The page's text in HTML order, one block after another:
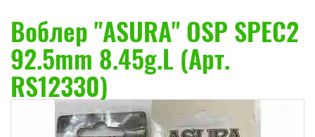
Воблер "ASURA" OSP SPEC2
92.5mm 8.45g.L (Арт.
RS12330)